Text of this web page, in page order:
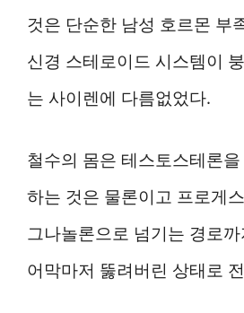
것은 단순한 남성 호르몬 부
신경 스테로이드 시스템이
는 사이렌에 다름없었다.
철수의 몸은 테스토스테론
하는 것은 물론이고 프로게
그나놀론으로 넘기는 경로
어막마저 뚫려버린 상태로